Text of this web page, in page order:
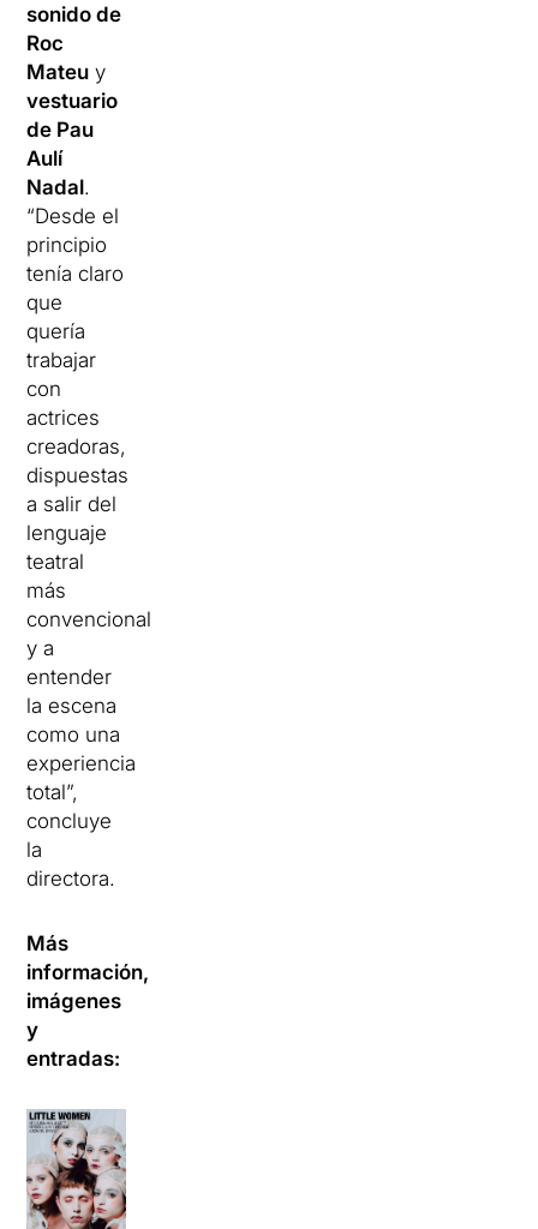
sonido de
Roc
Mateu y
vestuario
de Pau
Aulí
Nadal.
“Desde el
principio
tenía claro
que
quería
trabajar
con
actrices
creadoras,
dispuestas
a salir del
lenguaje
teatral
más
convencional
y a
entender
la escena
como una
experiencia
total”,
concluye
la
directora.
Más
información,
imágenes
y
entradas: